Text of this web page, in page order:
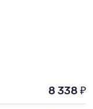
8 338 ₽